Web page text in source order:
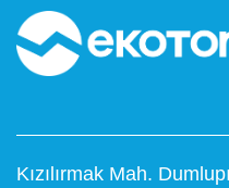
Kızılırmak Mah.